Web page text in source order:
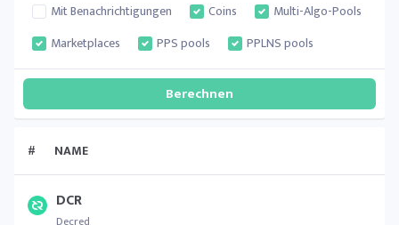
Mit Benachrichtigungen Coins
Multi-Algo-Pools
Marketplaces
PPS pools PPLNS pools
# NAME
DCR
Decred